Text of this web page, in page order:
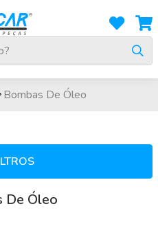
Bombas De Óleo
De Óleo